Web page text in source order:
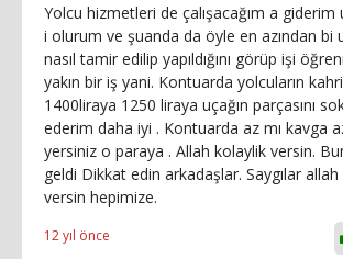
Yolcu hizmetleri de çalışacağım a giderim
i olurum ve şuanda da öyle en azından bi
nasıl tamir edilip yapıldığını görüp işi
yakın bir iş yani. Kontuarda yolcuların
1400liraya 1250 liraya uçağın parçasını
ederim daha iyi . Kontuarda az mı kavga
yersiniz o paraya . Allah kolaylik versin.
geldi Dikkat edin arkadaşlar. Saygılar
versin hepimize.
12 yıl önce